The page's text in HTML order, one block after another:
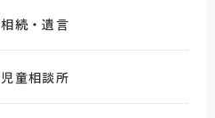
相続・遺言
児童相談所